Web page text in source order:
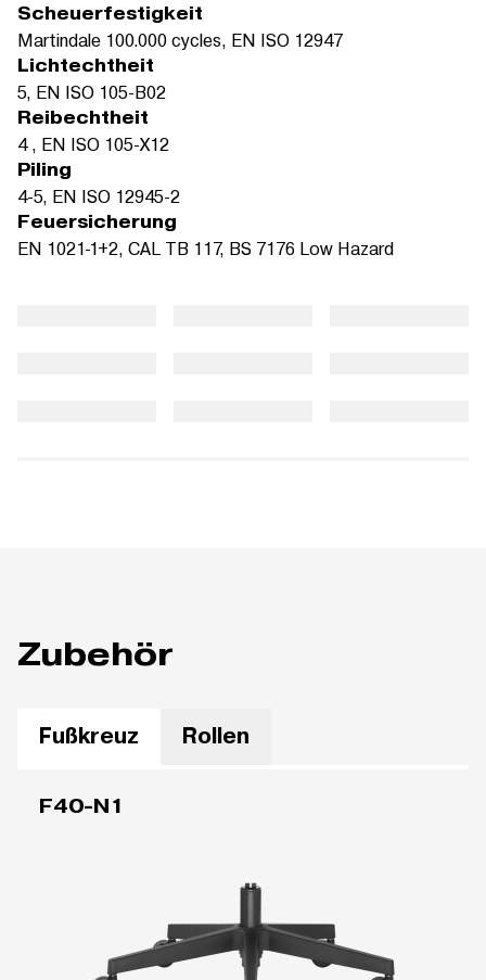
Scheuerfestigkeit
Martindale 100.000 cycles, EN ISO 12947
Lichtechtheit
5, EN ISO 105-B02
Reibechtheit
4 , EN ISO 105-X12
Piling
4-5, EN ISO 12945-2
Feuersicherung
EN 1021-1+2, CAL TB 117, BS 7176 Low Hazard
Zubehör
Fußkreuz Rollen
F40-N1